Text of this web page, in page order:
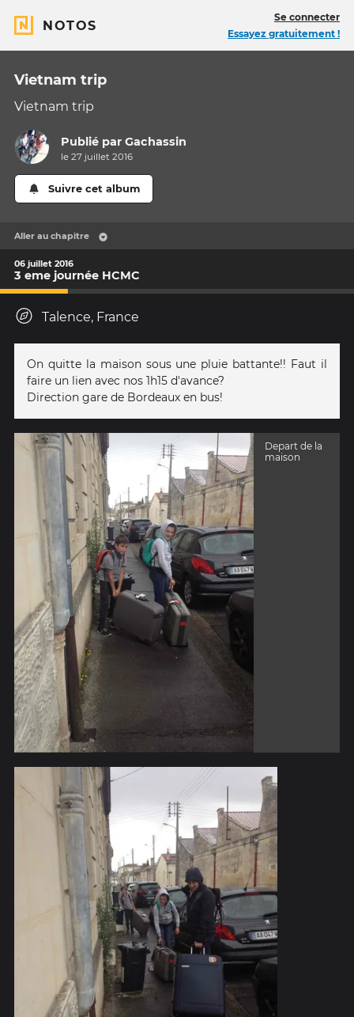
NOTOS
Se connecter
Essayez gratuitement !
Vietnam trip
Vietnam trip
Publié parGachassin
le 27 juillet 2016
Suivre cet album
Aller au chapitre
06 juillet 2016
3 eme journée HCMC
Talence, France
On quitte la maison sous une pluie battante!! Faut il
faire un lien avec nos 1h15 d'avance?
Direction gare de Bordeaux en bus!
Depart de la
maison